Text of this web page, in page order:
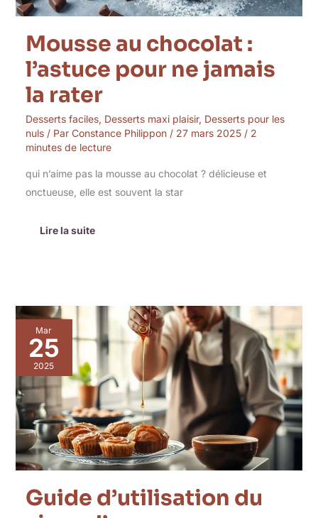
Mousse au chocolat :
l’astuce pour ne jamais
la rater
Desserts faciles, Desserts maxi plaisir, Desserts pour les
nuls/ Par Constance Philippon / 27 mars 2025 / 2
minutes de lecture
qui n’aime pas la mousse au chocolat ? délicieuse et
onctueuse, elle est souvent la star
Lire la suite
Mar
25
2025
Guide d’utilisation du
Guide
d’utilisation
du
sirop
d’agave
en
pâtisserie